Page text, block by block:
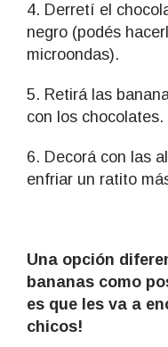
4. Derretí el
negro (podés
microondas).
5. Retirá las
con los chocolates.
6. Decorá con las
enfriar un ratito
Una opción
bananas como
es que les va a
chicos!